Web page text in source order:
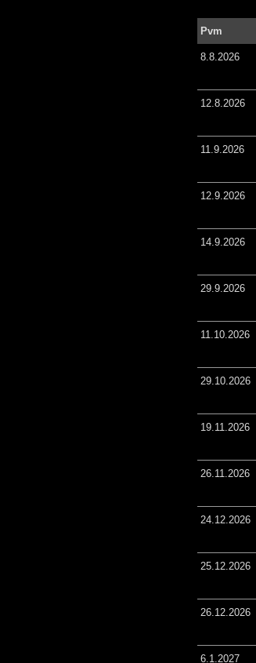
Pvm
8.8.2026
12.8.2026
11.9.2026
12.9.2026
14.9.2026
29.9.2026
11.10.2026
29.10.2026
19.11.2026
26.11.2026
24.12.2026
25.12.2026
26.12.2026
6.1.2027